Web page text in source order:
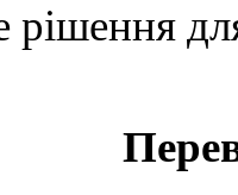
рішення